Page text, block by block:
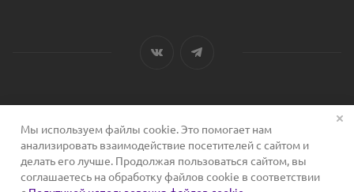
2026 © Сервис для косметологов
Мы используем файлы cookie. Это помогает нам
анализировать взаимодействие посетителей с сайтом и
делать его лучше. Продолжая пользоваться сайтом, вы
соглашаетесь на обработку файлов cookie в соответствии